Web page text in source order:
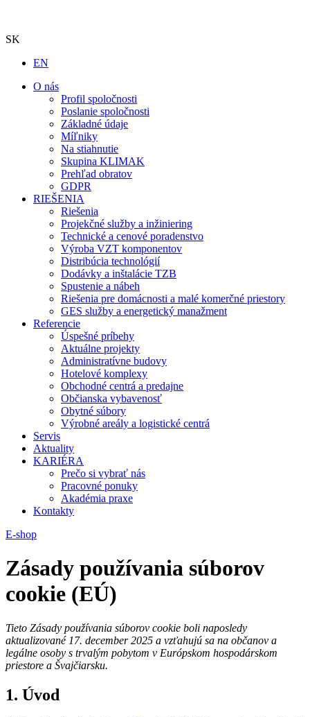
SK
EN
O nás
Profil spoločnosti
Poslanie spoločnosti
Základné údaje
Míľniky
Na stiahnutie
Skupina KLIMAK
Prehľad obratov
GDPR
RIEŠENIA
Riešenia
Projekčné služby a inžiniering
Technické a cenové poradenstvo
Výroba VZT komponentov
Distribúcia technológií
Dodávky a inštalácie TZB
Spustenie a nábeh
Riešenia pre domácnosti a malé komerčné priestory
GES služby a energetický manažment
Referencie
Úspešné príbehy
Aktuálne projekty
Administratívne budovy
Hotelové komplexy
Obchodné centrá a predajne
Občianska vybavenosť
Obytné súbory
Výrobné areály a logistické centrá
Servis
Aktuality
KARIÉRA
Prečo si vybrať nás
Pracovné ponuky
Akadémia praxe
Kontakty
E-shop
Zásady používania súborov
cookie (EÚ)
Tieto Zásady používania súborov cookie boli naposledy
aktualizované 17. december 2025 a vzťahujú sa na občanov a
legálne osoby s trvalým pobytom v Európskom hospodárskom
priestore a Švajčiarsku.
1. Úvod